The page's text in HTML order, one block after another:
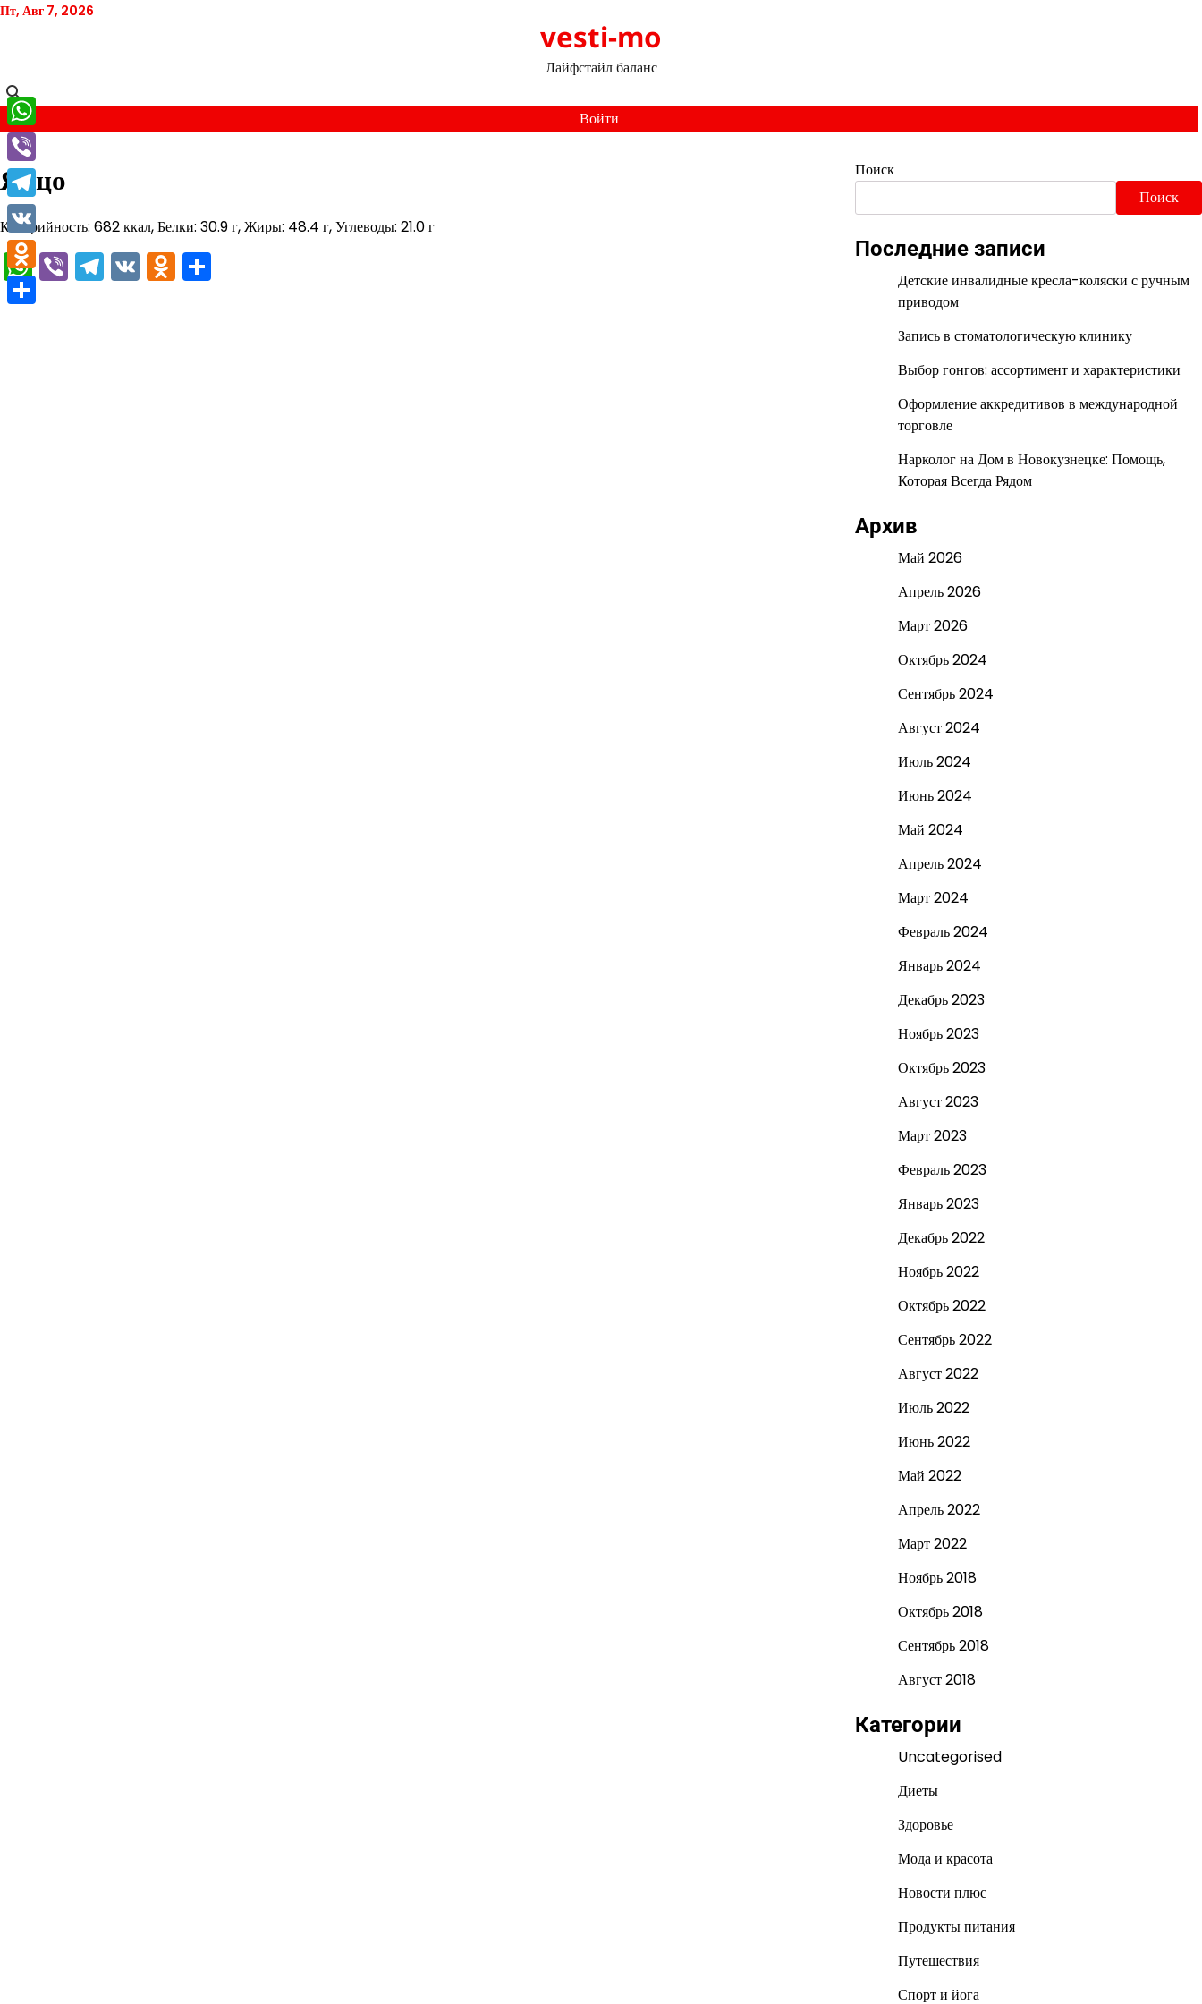
Перейти
Пт, Авг 7, 2026
vesti-mo
Лайфстайл баланс
Войти
Яйцо
Калорийность: 682 ккал, Белки: 30.9 г, Жиры: 48.4 г, Углеводы: 21.0 г
WhatsApp
ViberTelegram
VKOdnoklassniki
Поиск
Поиск
Последние записи
Детские инвалидные кресла-коляски с ручным
приводом
Запись в стоматологическую клинику
Выбор гонгов: ассортимент и характеристики
Оформление аккредитивов в международной
торговле
Нарколог на Дом в Новокузнецке: Помощь,
Которая Всегда Рядом
Архив
Май 2026
Апрель 2026
Март 2026
Октябрь 2024
Сентябрь 2024
Август 2024
Июль 2024
Июнь 2024
Май 2024
Апрель 2024
Март 2024
Февраль 2024
Январь 2024
Декабрь 2023
Ноябрь 2023
Октябрь 2023
Август 2023
Март 2023
Февраль 2023
Январь 2023
Декабрь 2022
Ноябрь 2022
Октябрь 2022
Сентябрь 2022
Август 2022
Июль 2022
Июнь 2022
Май 2022
Апрель 2022
Март 2022
Ноябрь 2018
Октябрь 2018
Сентябрь 2018
Август 2018
Категории
Uncategorised
Диеты
Здоровье
Мода и красота
Новости плюс
Продукты питания
Путешествия
Спорт и йога
WhatsApp
Viber
Telegram
VK
Odnoklassniki